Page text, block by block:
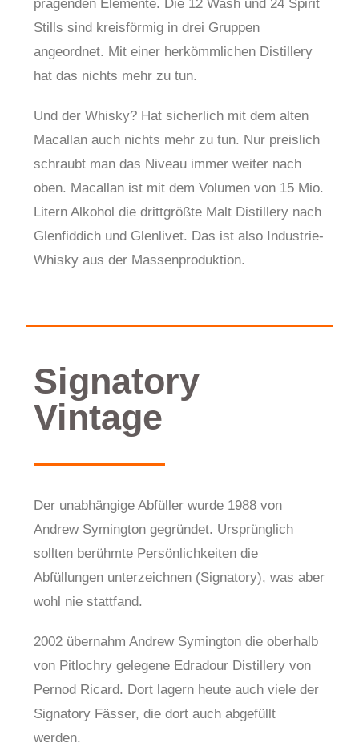
prägenden Elemente. Die 12 Wash und 24 Spirit
Stills sind kreisförmig in drei Gruppen
angeordnet. Mit einer herkömmlichen Distillery
hat das nichts mehr zu tun.
Und der Whisky? Hat sicherlich mit dem alten
Macallan auch nichts mehr zu tun. Nur preislich
schraubt man das Niveau immer weiter nach
oben. Macallan ist mit dem Volumen von 15 Mio.
Litern Alkohol die drittgrößte Malt Distillery nach
Glenfiddich und Glenlivet. Das ist also Industrie-
Whisky aus der Massenproduktion.
Signatory
Vintage
Der unabhängige Abfüller wurde 1988 von
Andrew Symington gegründet. Ursprünglich
sollten berühmte Persönlichkeiten die
Abfüllungen unterzeichnen (Signatory), was aber
wohl nie stattfand.
2002 übernahm Andrew Symington die oberhalb
von Pitlochry gelegene Edradour Distillery von
Pernod Ricard. Dort lagern heute auch viele der
Signatory Fässer, die dort auch abgefüllt
werden.